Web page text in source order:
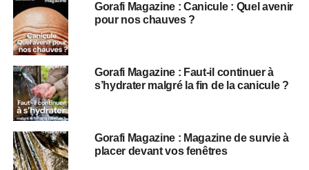
Gorafi Magazine : Canicule : Quel avenir
pour nos chauves ?
Gorafi Magazine : Faut-il continuer à
s’hydrater malgré la fin de la canicule ?
Gorafi Magazine : Magazine de survie à
placer devant vos fenêtres